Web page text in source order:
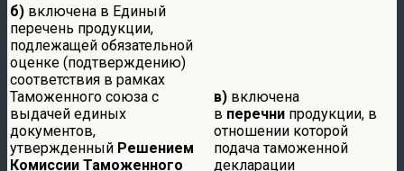
б) включена в Единый
перечень продукции,
подлежащей обязательной
оценке (подтверждению)
соответствия в рамках
Таможенного союза с
выдачей единых
документов,
утвержденный Решением
Комиссии Таможенного
в) включена
в перечни продукции, в
отношении которой
подача таможенной
декларации